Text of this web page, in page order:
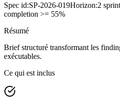
Spec id:SP-2026-019Horizon:2
completion >= 55%
Résumé
Brief structuré transformant les
exécutables.
Ce qui est inclus